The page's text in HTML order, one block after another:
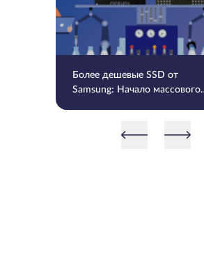
Более дешевые SSD от
Samsung: Начало массового